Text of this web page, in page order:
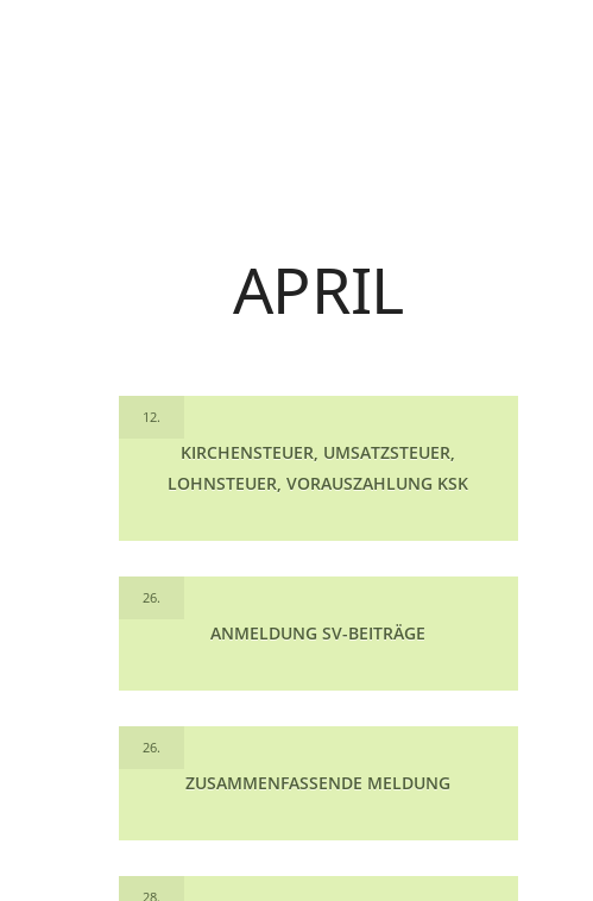
APRIL
12.
KIRCHENSTEUER, UMSATZSTEUER,
LOHNSTEUER, VORAUSZAHLUNG KSK
26.
ANMELDUNG SV-BEITRÄGE
26.
ZUSAMMENFASSENDE MELDUNG
28.